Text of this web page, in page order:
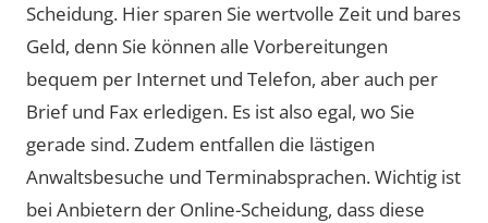
Scheidung. Hier sparen Sie wertvolle Zeit und bares
Geld, denn Sie können alle Vorbereitungen
bequem per Internet und Telefon, aber auch per
Brief und Fax erledigen. Es ist also egal, wo Sie
gerade sind. Zudem entfallen die lästigen
Anwaltsbesuche und Terminabsprachen. Wichtig ist
bei Anbietern der Online-Scheidung, dass diese